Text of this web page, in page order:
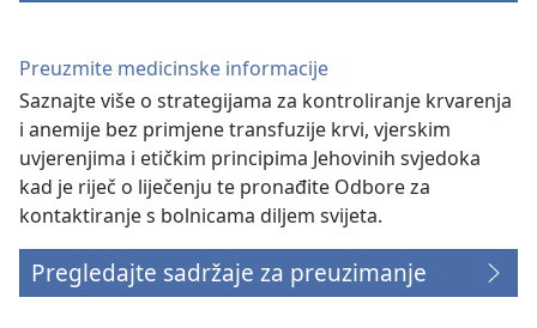
Preuzmite medicinske informacije
Saznajte više o strategijama za kontroliranje krvarenja
i anemije bez primjene transfuzije krvi, vjerskim
uvjerenjima i etičkim principima Jehovinih svjedoka
kad je riječ o liječenju te pronađite Odbore za
kontaktiranje s bolnicama diljem svijeta.
Pregledajte sadržaje za preuzimanje